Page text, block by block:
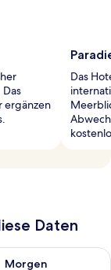
ergänzen
Das
Daten
Aug. 7 - Aug. 8.
Morgen
Verfügbarkeit